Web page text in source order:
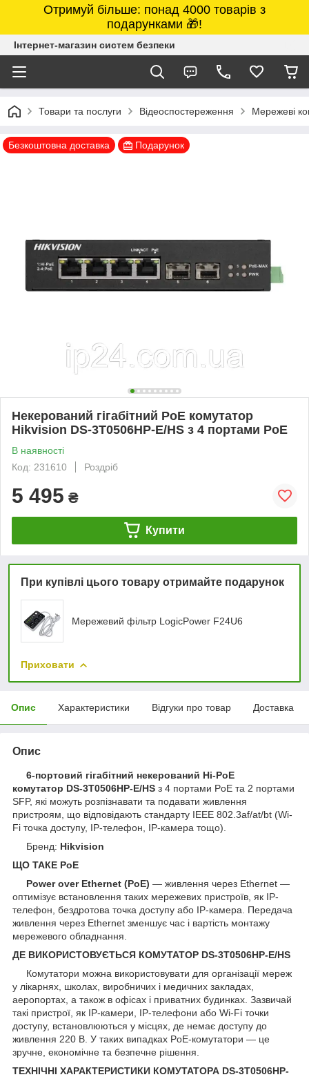
Отримуй більше: понад 4000 товарів з
подарунками 🎁!
Інтернет-магазин систем безпеки
Товари та послуги Відеоспостереження Мережеві
Безкоштовна доставка Подарунок
Некерований гігабітний PoE комутатор
Hikvision DS-3T0506HP-E/HS з 4 портами PoE
В наявності
Код: 231610
Роздріб
5 495 ₴
Купити
При купівлі цього товару отримайте подарунок
Мережевий фільтр LogicPower F24U6
Приховати
Опис Характеристики Відгуки про товар Доставка
Опис
6-портовий гігабітний некерований Hi-PoE
комутатор DS-3T0506HP-E/HS з 4 портами PoE та 2 портами
SFP, які можуть розпізнавати та подавати живлення
пристроям, що відповідають стандарту IEEE 802.3af/at/bt (Wi-
Fi точка доступу, IP-телефон, IP-камера тощо).
Бренд: Hikvision
ЩО ТАКЕ PoE
Power over Ethernet (PoE) — живлення через Ethernet —
оптимізує встановлення таких мережевих пристроїв, як IP-
телефон, бездротова точка доступу або IP-камера. Передача
живлення через Ethernet зменшує час і вартість монтажу
мережевого обладнання.
ДЕ ВИКОРИСТОВУЄТЬСЯ КОМУТАТОР DS-3T0506HP-E/HS
Комутатори можна використовувати для організації мереж
у лікарнях, школах, виробничих і медичних закладах,
аеропортах, а також в офісах і приватних будинках. Зазвичай
такі пристрої, як IP-камери, IP-телефони або Wi-Fi точки
доступу, встановлюються у місцях, де немає доступу до
живлення 220 В. У таких випадках PoE-комутатори — це
зручне, економічне та безпечне рішення.
ТЕХНІЧНІ ХАРАКТЕРИСТИКИ КОМУТАТОРА DS-3T0506HP-